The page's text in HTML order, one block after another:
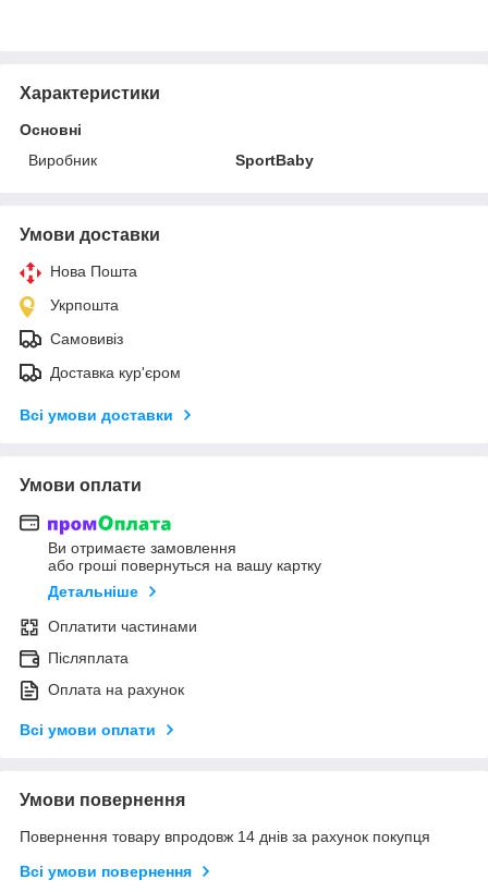
Характеристики
Основні
Виробник
SportBaby
Умови доставки
Нова Пошта
Укрпошта
Самовивіз
Доставка кур'єром
Всі умови доставки
Умови оплати
Ви отримаєте замовлення
або гроші повернуться на вашу картку
Детальніше
Оплатити частинами
Післяплата
Оплата на рахунок
Всі умови оплати
Умови повернення
Повернення товару впродовж 14 днів за рахунок покупця
Всі умови повернення